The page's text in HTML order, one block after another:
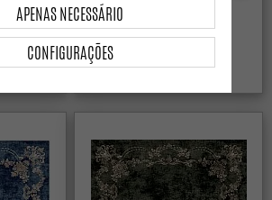
(bege)
Tapete Wilton - Zebra
(preto/branco)
44.99 €
CONFIGURAÇÕES
APENAS NECESSÁRIO